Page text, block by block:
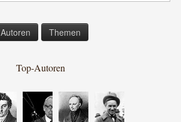
Autoren Themen
Top-Autoren